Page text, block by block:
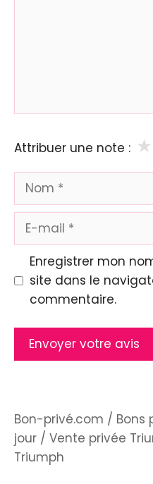
Attribuer une note : ★
Nom
Enregistrer mon
site dans le
commentaire.
Bon-privé.com / Bons
jour / Vente privée
Triumph